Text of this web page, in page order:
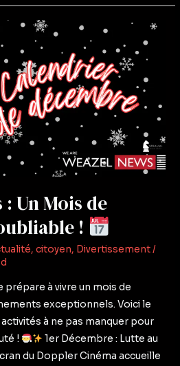
Un Mois de
!
,citoyen, Divertissement/
prépare à vivre un mois de
exceptionnels. Voici le
à ne pas manquer pour
!
1er Décembre : Lutte au
du Doppler Cinéma accueille